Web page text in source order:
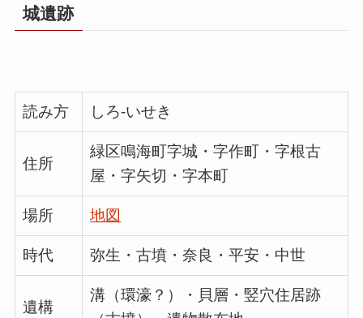
城遺跡
読み方 しろ-いせき
住所
緑区鳴海町字城・字作町・字根古
屋・字矢切・字本町
場所 地図
時代 弥生・古墳・奈良・平安・中世
遺構
溝（環濠？）・貝層・竪穴住居跡